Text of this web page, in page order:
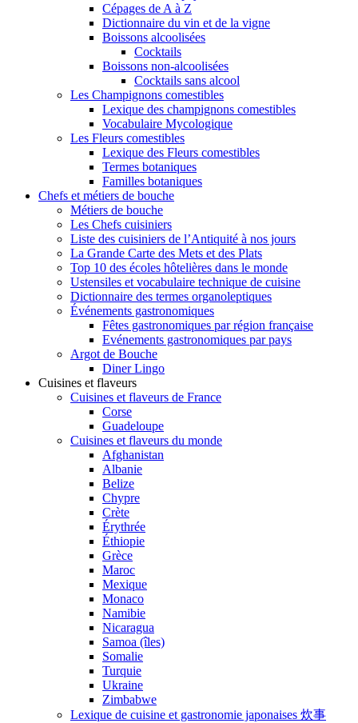
Cépages de A à Z
Dictionnaire du vin et de la vigne
Boissons alcoolisées
Cocktails
Boissons non-alcoolisées
Cocktails sans alcool
Les Champignons comestibles
Lexique des champignons comestibles
Vocabulaire Mycologique
Les Fleurs comestibles
Lexique des Fleurs comestibles
Termes botaniques
Familles botaniques
Chefs et métiers de bouche
Métiers de bouche
Les Chefs cuisiniers
Liste des cuisiniers de l’Antiquité à nos jours
La Grande Carte des Mets et des Plats
Top 10 des écoles hôtelières dans le monde
Ustensiles et vocabulaire technique de cuisine
Dictionnaire des termes organoleptiques
Événements gastronomiques
Fêtes gastronomiques par région française
Evénements gastronomiques par pays
Argot de Bouche
Diner Lingo
Cuisines et flaveurs
Cuisines et flaveurs de France
Corse
Guadeloupe
Cuisines et flaveurs du monde
Afghanistan
Albanie
Belize
Chypre
Crète
Érythrée
Éthiopie
Grèce
Maroc
Mexique
Monaco
Namibie
Nicaragua
Samoa (îles)
Somalie
Turquie
Ukraine
Zimbabwe
Lexique de cuisine et gastronomie japonaises 炊事